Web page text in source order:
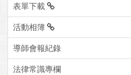
表單下載
活動相簿
導師會報紀錄
法律常識專欄